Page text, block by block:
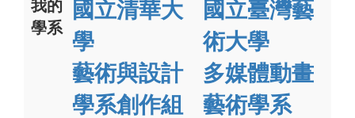
我的
學系
國立清華大
學
藝術與設計
學系創作組
國立臺灣藝
術大學
多媒體動畫
藝術學系